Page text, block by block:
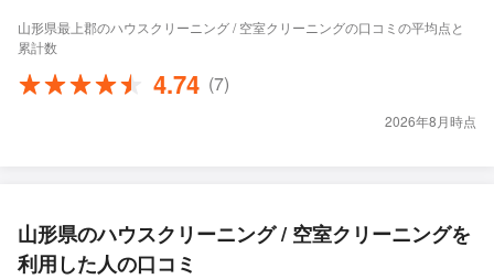
山形県最上郡のハウスクリーニング / 空室クリーニングの口コミの平均点と
累計数
4.74 (7)
2026年8月時点
山形県のハウスクリーニング / 空室クリーニングを
利用した人の口コミ